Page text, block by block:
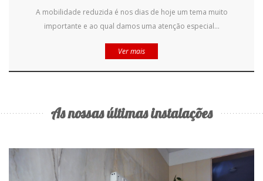
A mobilidade reduzida é nos dias de hoje um tema muito
importante e ao qual damos uma atenção especial...
Ver mais
As nossas últimas instalações